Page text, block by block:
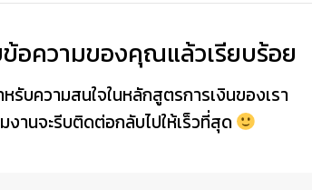
ข้อความของคุณแล้วเรียบร้อย
บความสนใจในหลักสูตรการเงินของเรา
งานจะรีบติดต่อกลับไปให้เร็วที่สุด